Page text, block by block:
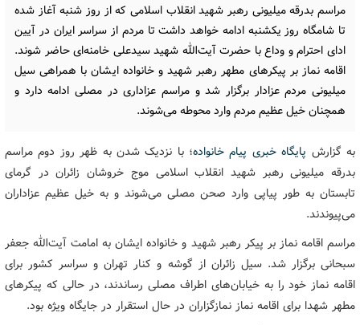
مراسم بدرقه میلیونی رهبر شهید انقلاب اسلامی که از روز شنبه آغاز شده
تا شامگاه روز یکشنبه ادامه خواهد داشت تا مردم از سراسر ایران در آیین
ادای احترام و وداع با حضرت آیت‌الله شهید سیدعلی خامنه‌ای حاضر شوند.
اقامه نماز بر پیکرهای مطهر رهبر شهید و خانواده ایشان با همراهی سیل
میلیونی مردم عزادار برگزار شد و مراسم عزاداری در مصلی ادامه دارد و
همچنان خیل عظیم مردم وارد محوطه می‌شوند.
به گزارش پایگاه خبری پیام خانواده؛ با نزدیک شدن به ظهر روز دوم مراسم
بدرقه میلیونی رهبر شهید انقلاب اسلامی موج خروشان زائران در گرمای
تابستان به طور پیاپی وارد صحن مصلی می‌شوند و به خیل عظیم عزاداران
می‌پیوندند.
مراسم اقامه نماز بر پیکر رهبر شهید و خانواده ایشان به امامت آیت‌الله جعفر
سبحانی برگزار شد. سیل زائران از گوشه و کنار تهران و سراسر کشور برای
اقامه نماز خود را به خیابان‌های اطراف مصلی رساندند، در حالی که پیکرهای
مطهر شهدا برای اقامه نماز نمازگزاران در حال استقرار در جایگاه ویژه بود.